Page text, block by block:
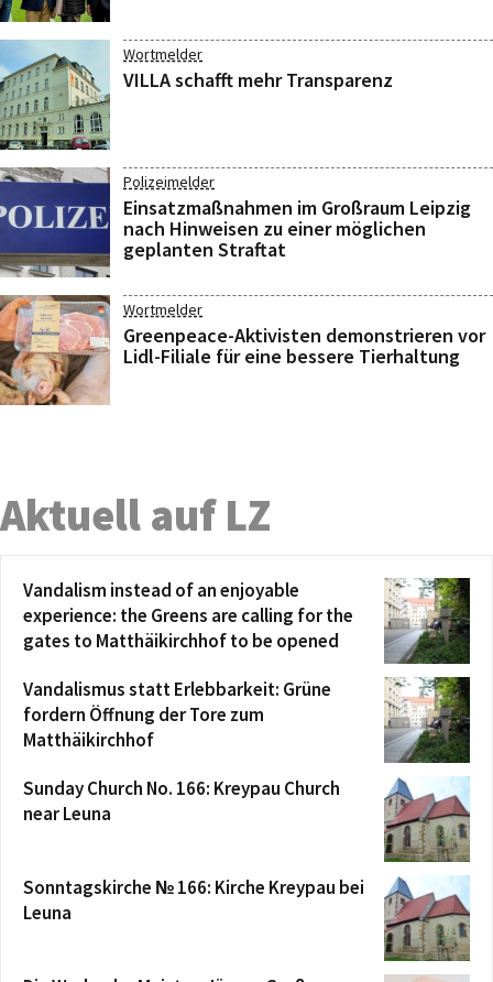
Wortmelder
VILLA schafft mehr Transparenz
Polizeimelder
Einsatzmaßnahmen im Großraum Leipzig
nach Hinweisen zu einer möglichen
geplanten Straftat
Wortmelder
Greenpeace-Aktivisten demonstrieren vor
Lidl-Filiale für eine bessere Tierhaltung
Aktuell auf LZ
Vandalism instead of an enjoyable
experience: the Greens are calling for the
gates to Matthäikirchhof to be opened
Vandalismus statt Erlebbarkeit: Grüne
fordern Öffnung der Tore zum
Matthäikirchhof
Sunday Church No. 166: Kreypau Church
near Leuna
Sonntagskirche № 166: Kirche Kreypau bei
Leuna